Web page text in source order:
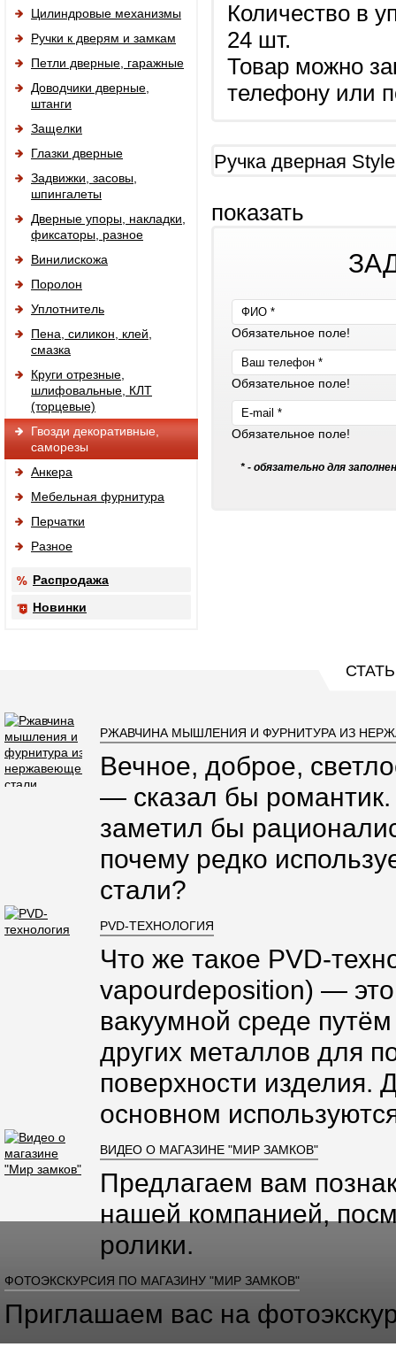
Цилиндровые механизмы
Ручки к дверям и замкам
Петли дверные, гаражные
Доводчики дверные,
штанги
Защелки
Глазки дверные
Задвижки, засовы,
шпингалеты
Дверные упоры, накладки,
фиксаторы, разное
Винилискожа
Поролон
Уплотнитель
Пена, силикон, клей,
смазка
Круги отрезные,
шлифовальные, КЛТ
(торцевые)
Гвозди декоративные,
саморезы
Анкера
Мебельная фурнитура
Перчатки
Разное
Распродажа
Новинки
Количество в
24 шт.
Товар можно
телефону или
Ручка дверная
показать
Обязательное поле!
Обязательное поле!
Обязательное поле!
* - обязательно для
РЖАВЧИНА МЫШЛЕНИЯ И ФУРНИТУРА ИЗ
Вечное, доброе,
— сказал бы
заметил бы
почему редко
стали?
PVD-ТЕХНОЛОГИЯ
Что же такое PVD-
vapourdeposition) —
вакуумной среде
других металлов для
поверхности изделия.
основном
ВИДЕО О МАГАЗИНЕ "МИР ЗАМКОВ"
Предлагаем вам
нашей компанией,
ролики.
ФОТОЭКСКУРСИЯ ПО МАГАЗИНУ "МИР ЗАМКОВ"
Приглашаем вас на